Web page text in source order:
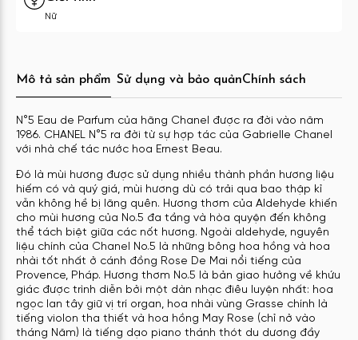
Nữ
Mô tả sản phẩm Sử dụng và bảo quảnChính sách
N°5 Eau de Parfum của hãng Chanel được ra đời vào năm
1986. CHANEL N°5 ra đời từ sự hợp tác của Gabrielle Chanel
với nhà chế tác nước hoa Ernest Beau.
Đó là mùi hương được sử dụng nhiều thành phần hương liệu
hiếm có và quý giá, mùi hương dù có trải qua bao thập kỉ
vẫn không hề bị lãng quên. Hương thơm của Aldehyde khiến
cho mùi hương của No.5 đa tầng và hòa quyện đến không
thể tách biệt giữa các nốt hương. Ngoài aldehyde, nguyên
liệu chính của Chanel No.5 là những bông hoa hồng và hoa
nhài tốt nhất ở cánh đồng Rose De Mai nổi tiếng của
Provence, Pháp. Hương thơm No.5 là bản giao hưởng về khứu
giác được trình diễn bởi một dàn nhạc điêu luyện nhất: hoa
ngọc lan tây giữ vị trí organ, hoa nhài vùng Grasse chính là
tiếng violon tha thiết và hoa hồng May Rose (chỉ nở vào
tháng Năm) là tiếng dạo piano thánh thót du dương đầy